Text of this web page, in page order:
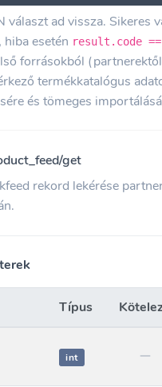
választ ad vissza. Sikeres
, hiba esetén result.code
forrásokból
termékkatalógus
és tömeges
get
rekord lekérése
Típus
int